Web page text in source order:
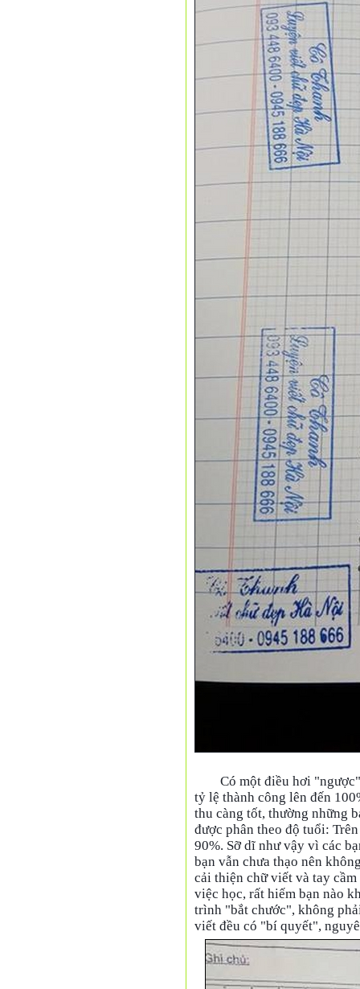
Có một điều hơi
tỷ lệ thành công lên đến
thu càng tốt, thường những
được phân theo độ tuổi:
90%. Sỡ dĩ như vậy vì các
bạn vẫn chưa thạo nên
cải thiện chữ viết và tay
việc học, rất hiếm bạn nào
trình "bắt chước", không
viết đều có "bí quyết",